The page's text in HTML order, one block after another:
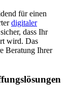
für einen
digitaler
dass Ihr
wird. Das
Beratung Ihrer